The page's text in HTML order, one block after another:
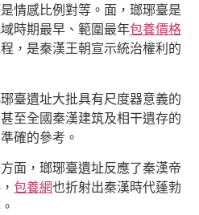
情感比例對等。面，瑯琊臺是
時期最早、範圍最年包養價格
，是秦漢王朝宣示統治權利的
臺遺址大批具有尺度器意義的
至全國秦漢建筑及相干遺存的
確的參考。
面，瑯琊臺遺址反應了秦漢帝
包養網也折射出秦漢時代蓬勃